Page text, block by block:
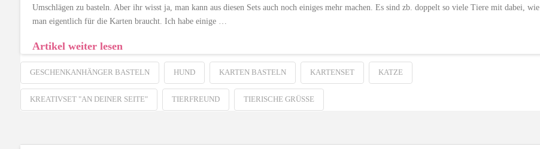
Umschlägen zu basteln. Aber ihr wisst ja, man kann aus diesen Sets auch noch einiges mehr machen. Es sind zb. doppelt so viele Tiere mit dabei, wie
man eigentlich für die Karten braucht. Ich habe einige …
Artikel weiter lesen
GESCHENKANHÄNGER BASTELN HUND KARTEN BASTELN KARTENSET KATZE
KREATIVSET "AN DEINER SEITE" TIERFREUND TIERISCHE GRÜSSE